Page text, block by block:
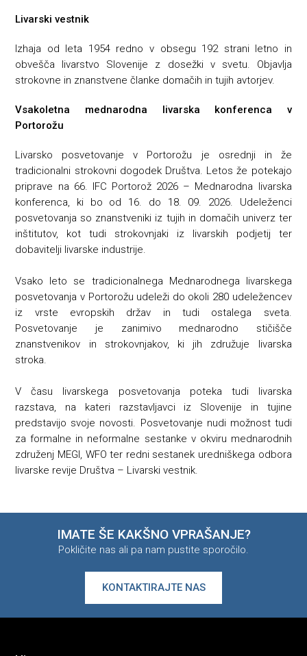
Livarski vestnik
Izhaja od leta 1954 redno v obsegu 192 strani letno in
obvešča livarstvo Slovenije z dosežki v svetu. Objavlja
strokovne in znanstvene članke domačih in tujih avtorjev.
Vsakoletna mednarodna livarska konferenca v
Portorožu
Livarsko posvetovanje v Portorožu je osrednji in že
tradicionalni strokovni dogodek Društva. Letos že potekajo
priprave na 66. IFC Portorož 2026 – Mednarodna livarska
konferenca, ki bo od 16. do 18. 09. 2026. Udeleženci
posvetovanja so znanstveniki iz tujih in domačih univerz ter
inštitutov, kot tudi strokovnjaki iz livarskih podjetij ter
dobavitelji livarske industrije.
Vsako leto se tradicionalnega Mednarodnega livarskega
posvetovanja v Portorožu udeleži do okoli 280 udeležencev
iz vrste evropskih držav in tudi ostalega sveta.
Posvetovanje je zanimivo mednarodno stičišče
znanstvenikov in strokovnjakov, ki jih združuje livarska
stroka.
V času livarskega posvetovanja poteka tudi livarska
razstava, na kateri razstavljavci iz Slovenije in tujine
predstavijo svoje novosti. Posvetovanje nudi možnost tudi
za formalne in neformalne sestanke v okviru mednarodnih
združenj MEGI, WFO ter redni sestanek uredniškega odbora
livarske revije Društva – Livarski vestnik.
IMATE ŠE KAKŠNO VPRAŠANJE?
Pokličite nas ali pa nam pustite sporočilo.
KONTAKTIRAJTE NAS